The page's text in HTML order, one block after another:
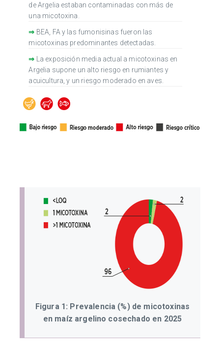
de Argelia estaban contaminadas con más de
una micotoxina.
⇒ BEA, FA y las fumonisinas fueron las
micotoxinas predominantes detectadas.
⇒ La exposición media actual a micotoxinas en
Argelia supone un alto riesgo en rumiantes y
acuicultura, y un riesgo moderado en aves.
Figura 1: Prevalencia (%) de micotoxinas
en maíz argelino cosechado en 2025